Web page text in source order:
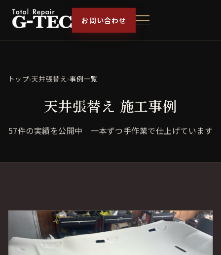
お問い合わせ
トップ›天井張替え›事例一覧
天井張替え 施工事例
57件の実績を公開中 一本ずつ手作業で仕上げています